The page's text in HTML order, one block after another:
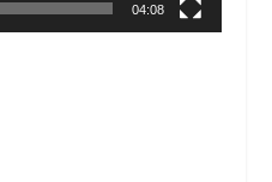
04:08